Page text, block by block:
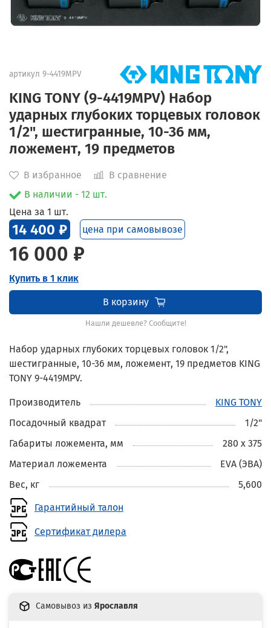
артикул 9-4419MPV
KING TONY (9-4419MPV) Набор
ударных глубоких торцевых головок
1/2", шестигранные, 10-36 мм,
ложемент, 19 предметов
В избранное
В сравнение
В наличии - 12 шт.
Цена за 1 шт.
14 400 ₽ цена при самовывозе
16 000 ₽
Купить в 1 клик
В корзину
Нашли дешевле? Сообщите!
Набор ударных глубоких торцевых головок 1/2",
шестигранные, 10-36 мм, ложемент, 19 предметов KING
TONY 9-4419MPV.
Производитель
KING TONY
Посадочный квадрат
1/2"
Габариты ложемента, мм
280 х 375
Материал ложемента
EVA (ЭВА)
Вес, кг
5,600
Гарантийный талон
Сертификат дилера
Самовывоз из Ярославля